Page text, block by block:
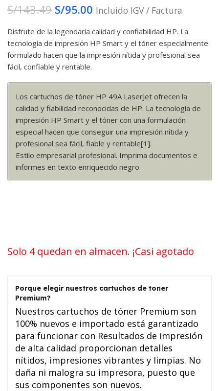
S/143.49 S/95.00 Incluido IGV / Factura
Disfrute de la legendaria calidad y confiabilidad HP. La
tecnología de impresión HP Smart y el tóner especialmente
formulado hacen que la impresión nítida y profesional sea
fácil, confiable y rentable.
Los cartuchos de tóner HP 49A LaserJet ofrecen la
calidad y fiabilidad reconocidas de HP. La tecnología de
impresión HP Smart y el tóner con una formulación
especial hacen que conseguir una impresión nítida y
profesional sea fácil, fiable y rentable[1].
Estilo empresarial profesional. Imprima documentos e
informes en texto enriquecido negro.
Solo 4 quedan en almacen. ¡Casi agotado
Porque elegir nuestros cartuchos de toner
Premium?
Nuestros cartuchos de tóner Premium son
100% nuevos e importado está garantizado
para funcionar con Resultados de impresión
de alta calidad proporcionan detalles
nítidos, impresiones vibrantes y limpias. No
daña ni malogra su impresora, puesto que
sus componentes son nuevos.